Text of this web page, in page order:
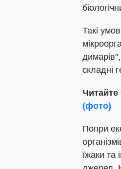
Такі
складні
Читайте
(фото)
Попри
їжаки та